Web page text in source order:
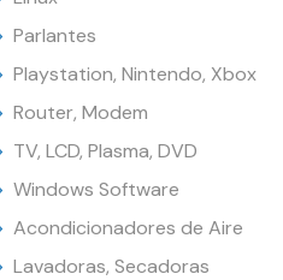
Parlantes
Playstation, Nintendo, Xbox
Router, Modem
TV, LCD, Plasma, DVD
Windows Software
Acondicionadores de Aire
Lavadoras, Secadoras